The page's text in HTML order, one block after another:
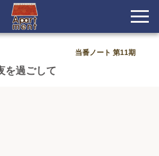
新着
を過ごして
当番ノート 第11期